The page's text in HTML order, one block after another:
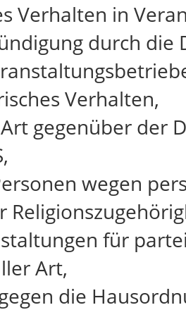
Verhalten in
durch die
Verhalten,
gegenüber der
wegen
für
Art,
die